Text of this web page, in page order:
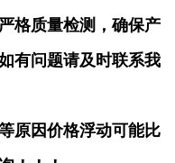
格质量检测，确保产
有问题请及时联系我
原因价格浮动可能比